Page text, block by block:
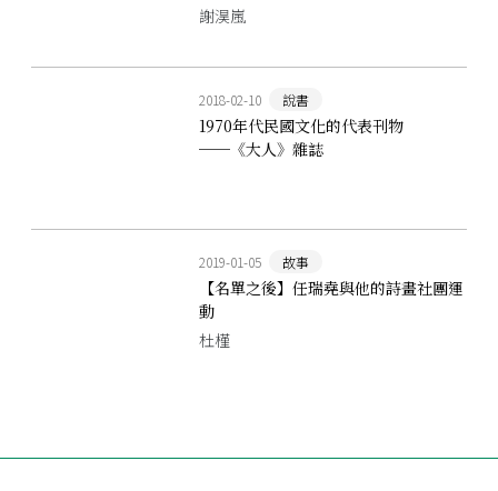
謝淏嵐
2018-02-10 說書
1970年代民國文化的代表刊物
──《大人》雜誌
2019-01-05 故事
【名單之後】任瑞堯與他的詩畫社團運
動
杜槿